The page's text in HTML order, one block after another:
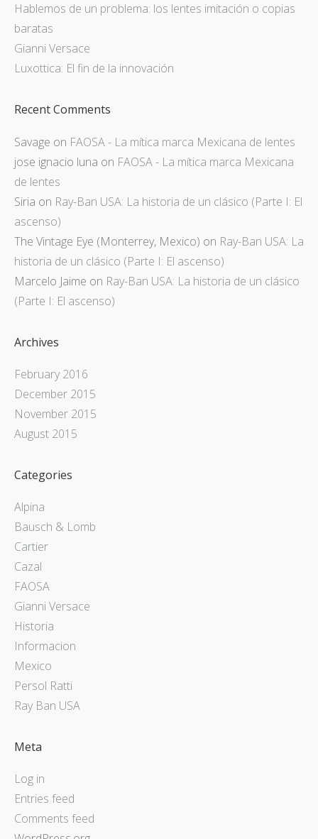
Hablemos de un problema: los lentes imitación o copias
baratas
Gianni Versace
Luxottica: El fin de la innovación
Recent Comments
Savage on FAOSA - La mítica marca Mexicana de lentes
jose ignacio luna on FAOSA - La mítica marca Mexicana
de lentes
Siria on Ray-Ban USA: La historia de un clásico (Parte I: El
ascenso)
The Vintage Eye (Monterrey, Mexico) on Ray-Ban USA: La
historia de un clásico (Parte I: El ascenso)
Marcelo Jaime on Ray-Ban USA: La historia de un clásico
(Parte I: El ascenso)
Archives
February 2016
December 2015
November 2015
August 2015
Categories
Alpina
Bausch & Lomb
Cartier
Cazal
FAOSA
Gianni Versace
Historia
Informacion
Mexico
Persol Ratti
Ray Ban USA
Meta
Log in
Entries feed
Comments feed